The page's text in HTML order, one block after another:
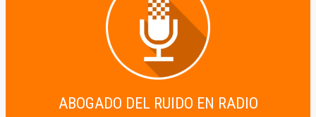
ABOGADO DEL RUIDO EN RADIO